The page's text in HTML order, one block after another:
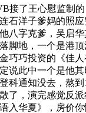
了王心慰监制的
石洋子爹妈的照
八字克爹，吴启
脚地，一个是港
巧巧投资的《佳
说此中一个是他
科通知没去，熬
了，演完感觉反派
入华夏》，房价你